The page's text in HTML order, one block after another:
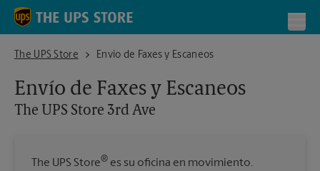
Skip to content
Return to Nav
The UPS Store
The UPS Store 3rd AveEnvío de Faxes y Escaneos
Envío de Faxes y Escaneos
The UPS Store 3rd Ave
The UPS Store® es su oficina en movimiento.